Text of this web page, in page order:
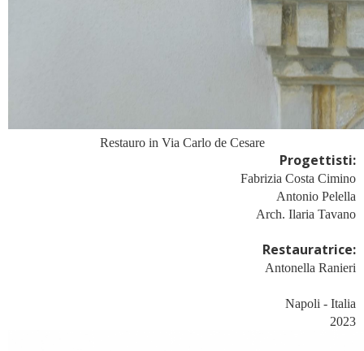
Restauro in Via Carlo de Cesare
Progettisti:
Fabrizia Costa Cimino
Antonio Pelella
Arch. Ilaria Tavano
Restauratrice:
Antonella Ranieri
Napoli - Italia
2023